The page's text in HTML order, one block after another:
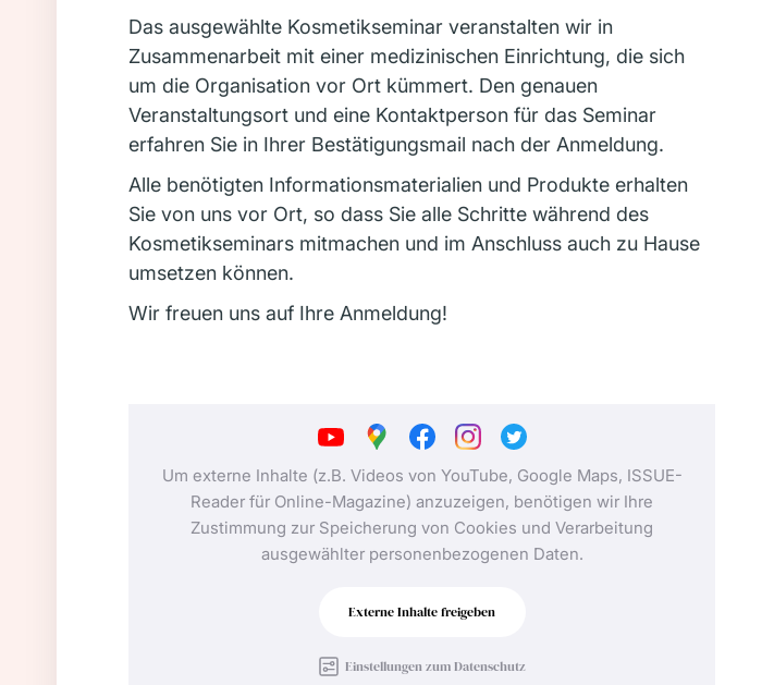
Das ausgewählte Kosmetikseminar veranstalten wir in
Zusammenarbeit mit einer medizinischen Einrichtung, die sich
um die Organisation vor Ort kümmert. Den genauen
Veranstaltungsort und eine Kontaktperson für das Seminar
erfahren Sie in Ihrer Bestätigungsmail nach der Anmeldung.
Alle benötigten Informationsmaterialien und Produkte erhalten
Sie von uns vor Ort, so dass Sie alle Schritte während des
Kosmetikseminars mitmachen und im Anschluss auch zu Hause
umsetzen können.
Wir freuen uns auf Ihre Anmeldung!
Um externe Inhalte (z.B. Videos von YouTube, Google Maps, ISSUE-
Reader für Online-Magazine) anzuzeigen, benötigen wir Ihre
Zustimmung zur Speicherung von Cookies und Verarbeitung
ausgewählter personenbezogenen Daten.
Externe Inhalte freigeben
Einstellungen zum Datenschutz